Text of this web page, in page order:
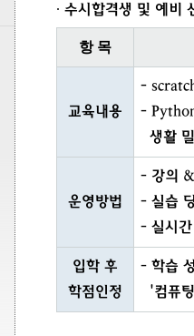
∙ 수시합격생 및 예비
항 목
교육내용
-
-
생활
운영방법
- 강의
- 실습
- 실시
입학 후
학점인정
- 학습
'컴퓨